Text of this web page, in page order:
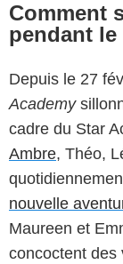
Comment
pendant le
Depuis le 27
Academy
cadre du Star
Ambre, Théo,
nouvelle
Maureen et
concoctent des